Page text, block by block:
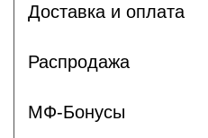
Доставка и оплата
Распродажа
МФ-Бонусы